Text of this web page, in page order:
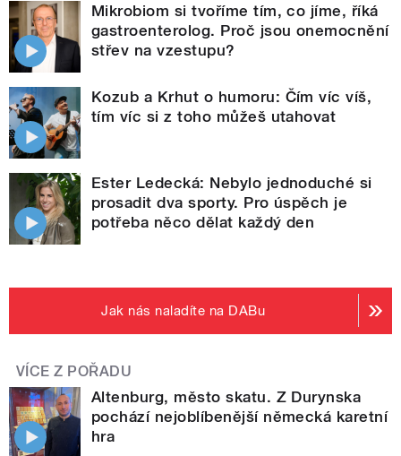
Mikrobiom si tvoříme tím, co jíme, říká
gastroenterolog. Proč jsou onemocnění
střev na vzestupu?
Kozub a Krhut o humoru: Čím víc víš,
tím víc si z toho můžeš utahovat
Ester Ledecká: Nebylo jednoduché si
prosadit dva sporty. Pro úspěch je
potřeba něco dělat každý den
Jak nás naladíte na DABu
VÍCE Z POŘADU
Altenburg, město skatu. Z Durynska
pochází nejoblíbenější německá karetní
hra